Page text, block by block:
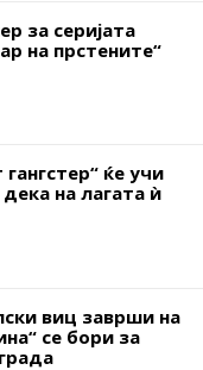
за серијата
на прстените“
ќе учи
на лагата ѝ
виц заврши на
се бори за